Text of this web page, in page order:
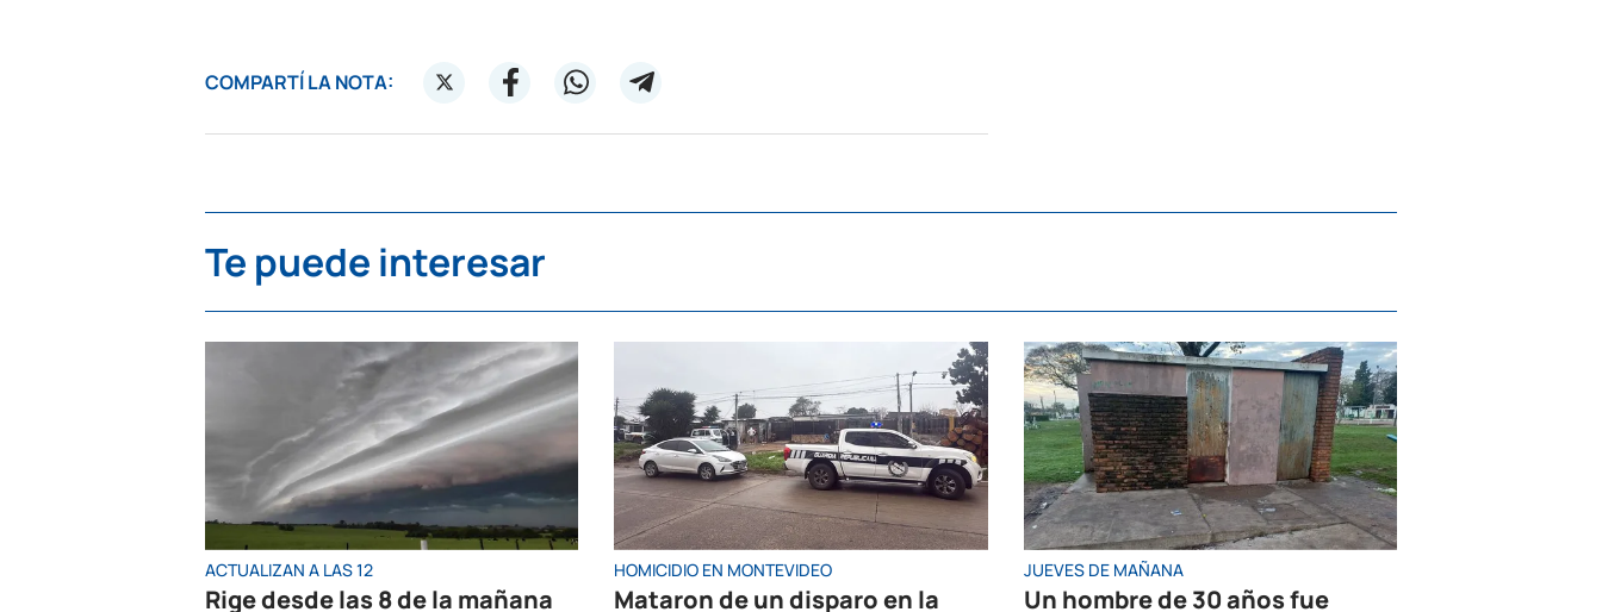
COMPARTÍ LA NOTA:
Te puede interesar
ACTUALIZAN A LAS 12
Rige desde las 8 de la mañana
HOMICIDIO EN MONTEVIDEO
Mataron de un disparo en la
JUEVES DE MAÑANA
Un hombre de 30 años fue